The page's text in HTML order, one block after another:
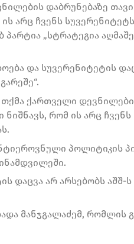
დაბრუნებაზე
არც ჩვენს
„სტრატეგია
და სუვერენიტეტის
ქართველი
რომ ის არც
პოლიტიკის
დაცვა არ არსებობს აშშ-
მანჯგალაძემ, რომლის